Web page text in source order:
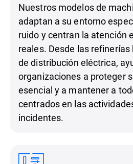
Nuestros modelos de
adaptan a su entorno
ruido y centran la atención
reales. Desde las
de distribución eléctrica,
organizaciones a proteger
esencial y a mantener a
centrados en las
incidentes.